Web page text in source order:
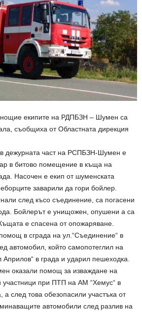
екипите на РДПБЗН – Шумен са
съобщиха от Областната дирекция
дежурната част на РСПБЗН-Шумен е
в битово помещение в къща на
Насочен е екип от шуменската
заварили да гори бойлер.
след късо съединение, са погасени
Бойлерът е унищожен, опушени а са
е спасена от опожаряване.
в сграда на ул.“Съединение“ в
автомобил, който самопотеглил на
Априлов“ в града и ударил пешеходка.
оказали помощ за изваждане на
участници при ПТП на АМ “Хемус“ в
а след това обезопасили участъка от
автомобили след разлив на